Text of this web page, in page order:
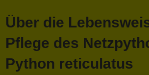
Über die
Pflege des
Python reticulatus